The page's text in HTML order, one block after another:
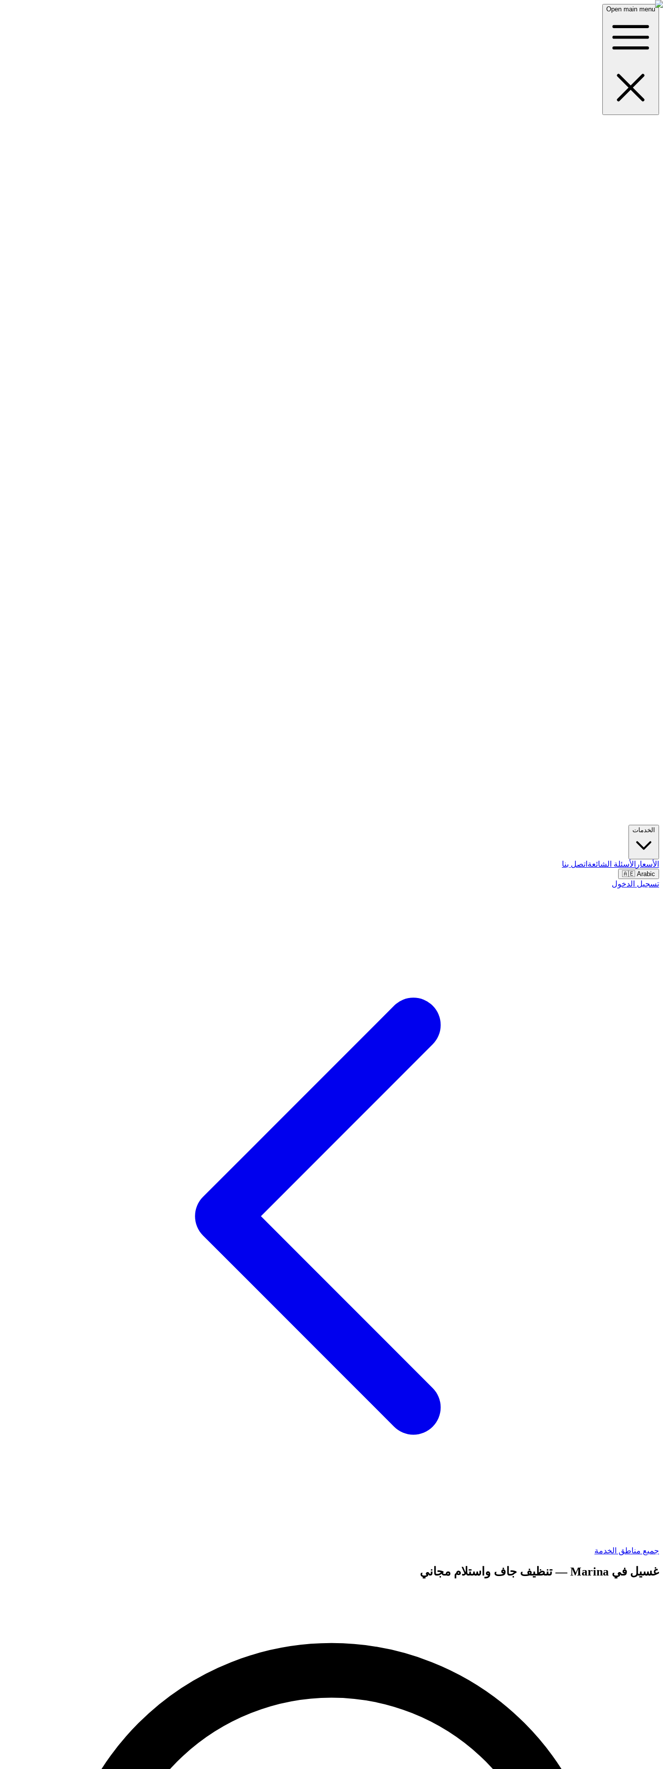
Open main menu
الخدمات
الأسعار الأسئلة الشائعة اتصل بنا
🇦🇪 Arabic
تسجيل الدخول
جميع مناطق الخدمة
غسيل في Marina — تنظيف جاف واستلام مجاني